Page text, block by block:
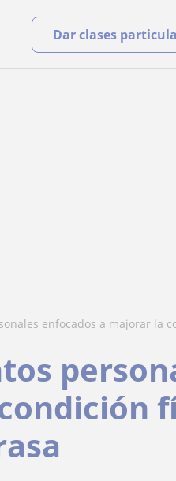
Dar clases
enfocados a majorar la